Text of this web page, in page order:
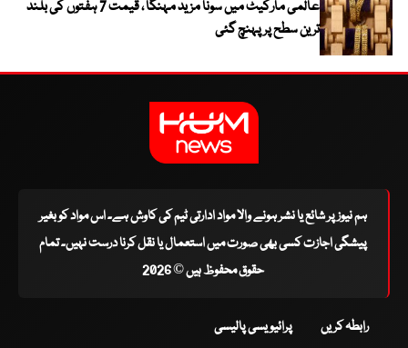
عالمی مارکیٹ میں سونا مزید مہنگا ، قیمت 7 ہفتوں کی بلند
ترین سطح پر پہنچ گئی
ہم نیوز پر شائع یا نشر ہونے والا مواد ادارتی ٹیم کی کاوش ہے۔ اس مواد کو بغیر
پیشگی اجازت کسی بھی صورت میں استعمال یا نقل کرنا درست نہیں۔ تمام
حقوق محفوظ ہیں © 2026
رابطہ کریں پرائیویسی پالیسی